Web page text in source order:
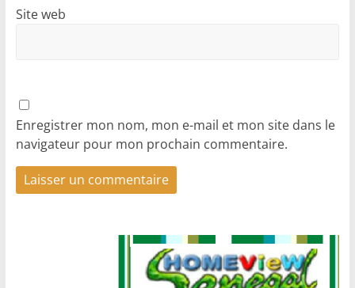
Site web
Enregistrer mon nom, mon e-mail et mon site dans le
navigateur pour mon prochain commentaire.